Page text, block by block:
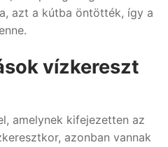
azt a kútba öntötték, így a
vízkereszt
amelynek kifejezetten az
azonban vannak